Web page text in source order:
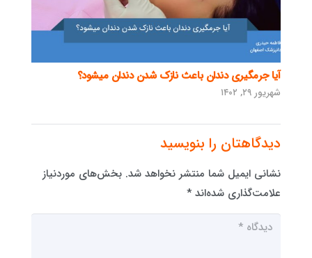
آیا جرمگیری دندان باعث نازک شدن دندان میشود؟
شهریور ۲۹, ۱۴۰۲
دیدگاهتان را بنویسید
نشانی ایمیل شما منتشر نخواهد شد. بخش‌های موردنیاز
علامت‌گذاری شده‌اند *